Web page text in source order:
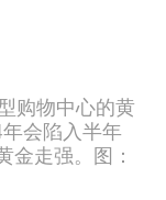
购物中心的黄
会陷入半年
金走强。图：